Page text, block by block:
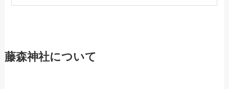
藤森神社について